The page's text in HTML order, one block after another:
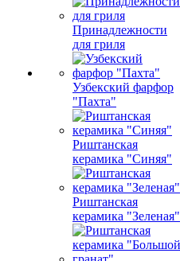
Принадлежности
для гриля
Узбекский фарфор
"Пахта"
Риштанская
керамика "Синяя"
Риштанская
керамика "Зеленая"